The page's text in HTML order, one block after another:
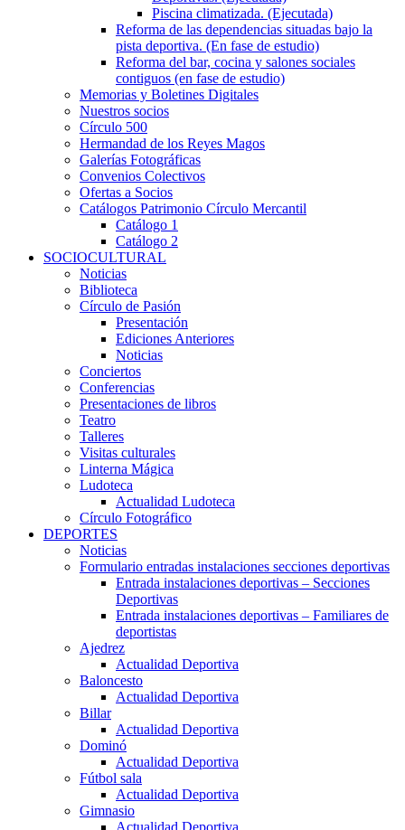
Piscina climatizada. (Ejecutada)
Reforma de las dependencias situadas bajo la
pista deportiva. (En fase de estudio)
Reforma del bar, cocina y salones sociales
contiguos (en fase de estudio)
Memorias y Boletines Digitales
Nuestros socios
Círculo 500
Hermandad de los Reyes Magos
Galerías Fotográficas
Convenios Colectivos
Ofertas a Socios
Catálogos Patrimonio Círculo Mercantil
Catálogo 1
Catálogo 2
SOCIOCULTURAL
Noticias
Biblioteca
Círculo de Pasión
Presentación
Ediciones Anteriores
Noticias
Conciertos
Conferencias
Presentaciones de libros
Teatro
Talleres
Visitas culturales
Linterna Mágica
Ludoteca
Actualidad Ludoteca
Círculo Fotográfico
DEPORTES
Noticias
Formulario entradas instalaciones secciones deportivas
Entrada instalaciones deportivas – Secciones
Deportivas
Entrada instalaciones deportivas – Familiares de
deportistas
Ajedrez
Actualidad Deportiva
Baloncesto
Actualidad Deportiva
Billar
Actualidad Deportiva
Dominó
Actualidad Deportiva
Fútbol sala
Actualidad Deportiva
Gimnasio
Actualidad Deportiva